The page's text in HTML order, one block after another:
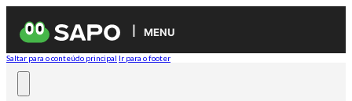
MENU
Saltar para o conteúdo principal Ir para o footer